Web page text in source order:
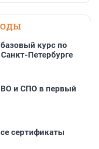
курс по
Петербурге
ВО и СПО в первый
сертификаты